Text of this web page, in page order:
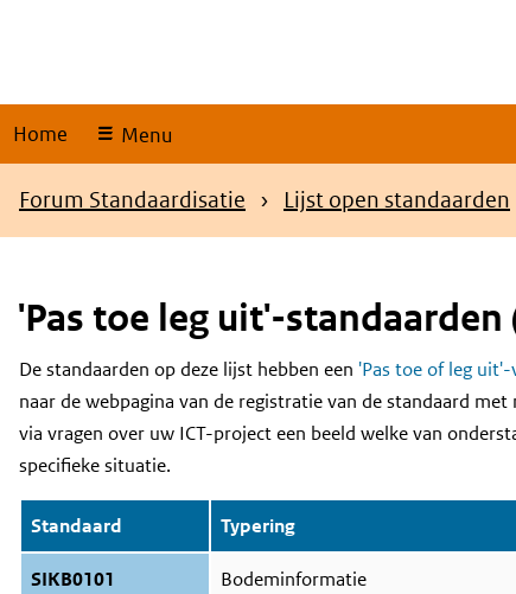
Home Menu
Kruimelpad
Forum Standaardisatie Lijst open standaarden
'Pas toe leg uit'-
Content
De standaarden op deze lijst hebben een 'Pas toe of leg
naar de webpagina van de registratie van de standaard
via vragen over uw ICT-project een beeld welke van
specifieke situatie.
Standaard Typering
SIKB0101 Bodeminformatie